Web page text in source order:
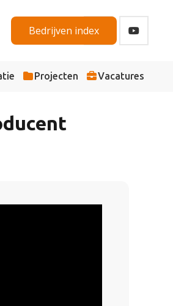
Bedrijven index
Projecten Vacatures